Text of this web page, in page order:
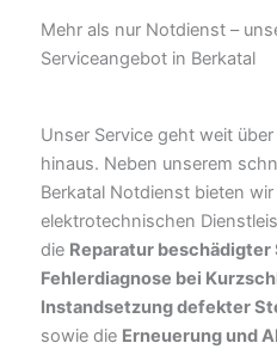
Mehr als nur Notdienst –
Serviceangebot in Berkatal
Unser Service geht weit
hinaus. Neben unserem
Berkatal Notdienst bieten
elektrotechnischen
die Reparatur
Fehlerdiagnose bei
Instandsetzung defekter
sowie die Erneuerung und